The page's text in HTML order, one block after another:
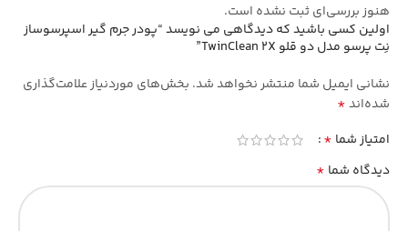
هنوز بررسی‌ای ثبت نشده است.
اولین کسی باشید که دیدگاهی می نویسد “پودر جرم گیر اسپرسوساز
نِت پرسو مدل دو قلو TwinClean 2X”
نشانی ایمیل شما منتشر نخواهد شد. بخش‌های موردنیاز علامت‌گذاری
شده‌اند*
امتیاز شما *
دیدگاه شما *